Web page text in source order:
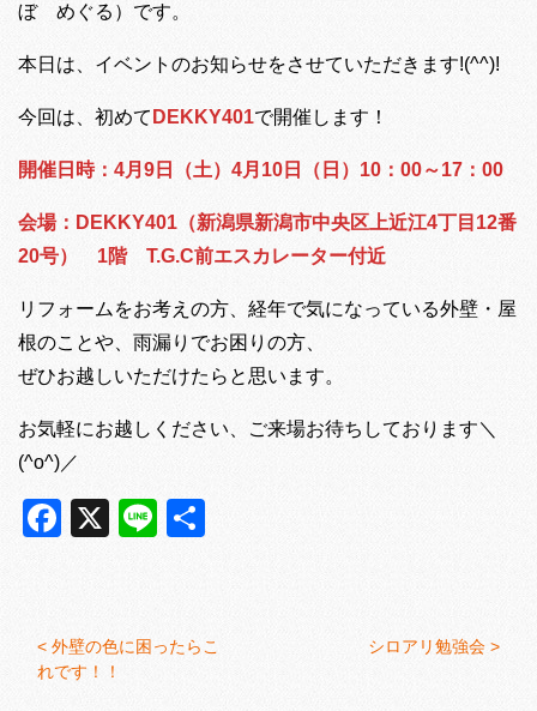
ぼ めぐる）です。
本日は、イベントのお知らせをさせていただきます!(^^)!
今回は、初めて DEKKY401で開催します！
開催日時：4月9日（土）4月10日（日）10：00～17：00
会場：DEKKY401（新潟県新潟市中央区上近江4丁目12番
20号） 1階
T.G.C前エスカレーター付近
リフォームをお考えの方、経年で気になっている外壁・屋
根のことや、雨漏りでお困りの方、
ぜひお越しいただけたらと思います。
お気軽にお越しください、ご来場お待ちしております＼
(^o^)／
Facebook
X Line
< 外壁の色に困ったらこ
れです！！
シロアリ勉強会 >